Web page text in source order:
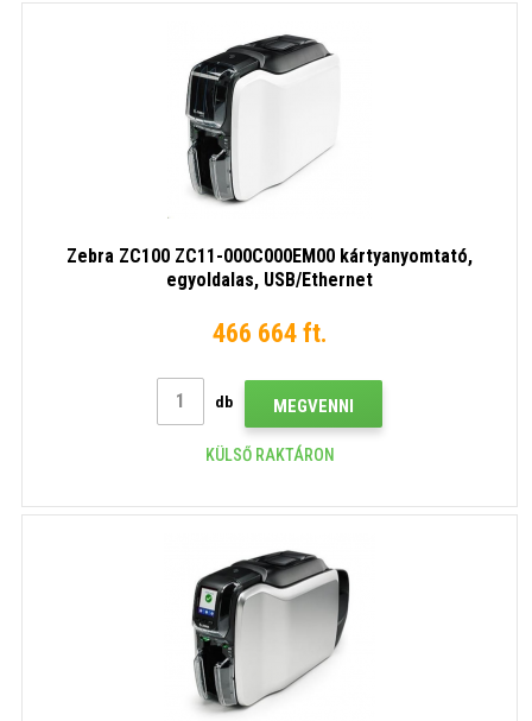
Zebra ZC100 ZC11-000C000EM00 kártyanyomtató,
egyoldalas, USB/Ethernet
466 664 ft.
db MEGVENNI
KÜLSŐ RAKTÁRON